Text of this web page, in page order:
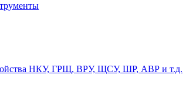
НКУ, ГРЩ, ВРУ, ЩСУ, ШР, АВР и т.д.